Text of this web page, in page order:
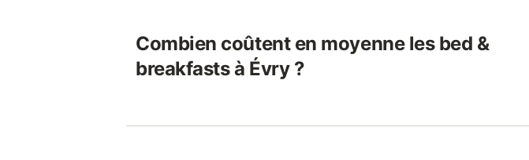
Combien coûtent en moyenne les bed &
breakfasts à Évry ?